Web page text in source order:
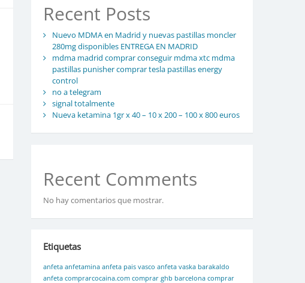
Recent Posts
Nuevo MDMA en Madrid y nuevas pastillas moncler
280mg disponibles ENTREGA EN MADRID
mdma madrid comprar conseguir mdma xtc mdma
pastillas punisher comprar tesla pastillas energy
control
no a telegram
signal totalmente
Nueva ketamina 1gr x 40 – 10 x 200 – 100 x 800 euros
Recent Comments
No hay comentarios que mostrar.
Etiquetas
anfeta anfetamina anfeta pais vasco anfeta vaska barakaldo
anfeta comprarcocaina.com comprar ghb barcelona comprar